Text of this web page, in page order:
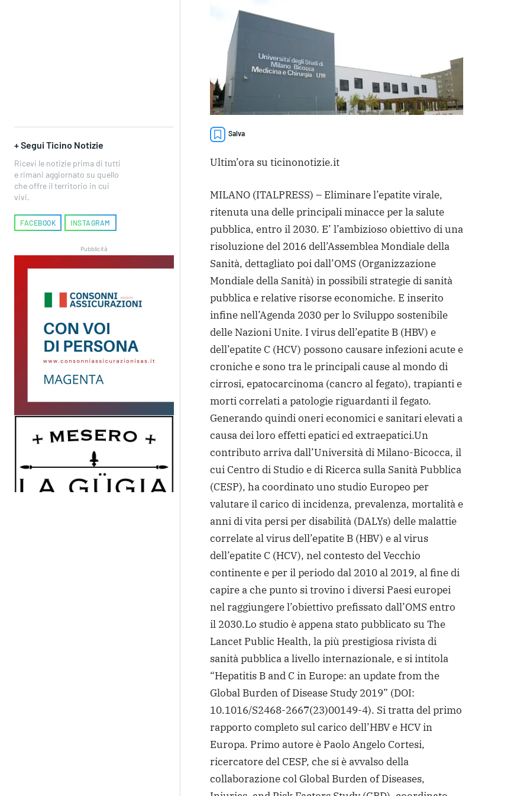
+ Segui Ticino Notizie
Ricevi le notizie prima di tutti
e rimani aggiornato su quello
che offre il territorio in cui
vivi.
FACEBOOK INSTAGRAM
Pubblicità
Salva
Ultim’ora su ticinonotizie.it
MILANO (ITALPRESS) – Eliminare l’epatite virale,
ritenuta una delle principali minacce per la salute
pubblica, entro il 2030. E’ l’ambizioso obiettivo di una
risoluzione del 2016 dell’Assemblea Mondiale della
Sanità, dettagliato poi dall’OMS (Organizzazione
Mondiale della Sanità) in possibili strategie di sanità
pubblica e relative risorse economiche. E inserito
infine nell’Agenda 2030 per lo Sviluppo sostenibile
delle Nazioni Unite. I virus dell’epatite B (HBV) e
dell’epatite C (HCV) possono causare infezioni acute e
croniche e sono tra le principali cause al mondo di
cirrosi, epatocarcinoma (cancro al fegato), trapianti e
morti correlati a patologie riguardanti il fegato.
Generando quindi oneri economici e sanitari elevati a
causa dei loro effetti epatici ed extraepatici.Un
contributo arriva dall’Università di Milano-Bicocca, il
cui Centro di Studio e di Ricerca sulla Sanità Pubblica
(CESP), ha coordinato uno studio Europeo per
valutare il carico di incidenza, prevalenza, mortalità e
anni di vita persi per disabilità (DALYs) delle malattie
correlate al virus dell’epatite B (HBV) e al virus
dell’epatite C (HCV), nel contesto del Vecchio
continente e per il periodo dal 2010 al 2019, al fine di
capire a che punto si trovino i diversi Paesi europei
nel raggiungere l’obiettivo prefissato dall’OMS entro
il 2030.Lo studio è appena stato pubblicato su The
Lancet Public Health, la più prestigiosa rivista di
sanità pubblica a livello internazionale, e si intitola
“Hepatitis B and C in Europe: an update from the
Global Burden of Disease Study 2019” (DOI:
10.1016/S2468-2667(23)00149-4). Si tratta del primo
rapporto completo sul carico dell’HBV e HCV in
Europa. Primo autore è Paolo Angelo Cortesi,
ricercatore del CESP, che si è avvalso della
collaborazione col Global Burden of Diseases,